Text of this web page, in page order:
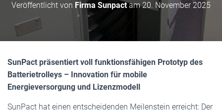
M
Veröffentlicht von Firma Sunpactam20. November 2025
SunPact präsentiert voll funktionsfähigen Prototyp des
Batterietrolleys – Innovation für mobile
Energieversorgung und Lizenzmodell
SunPact hat einen entscheidenden Meilenstein erreicht: Der